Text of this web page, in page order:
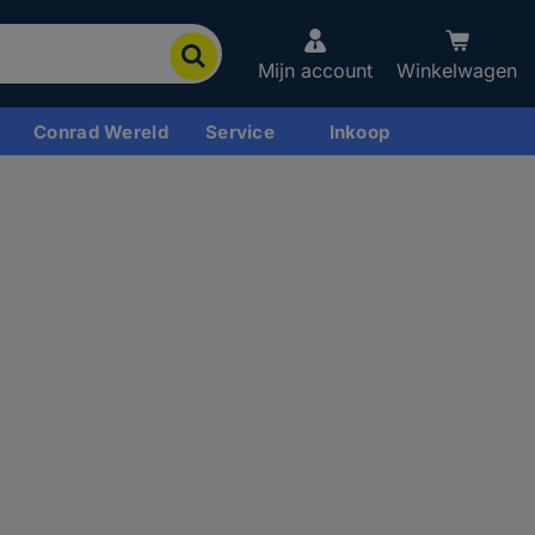
Mijn account Winkelwagen
Conrad Wereld Service Inkoop